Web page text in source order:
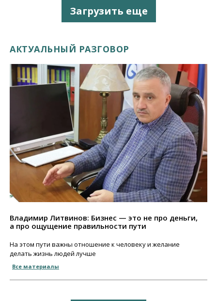
Загрузить еще
АКТУАЛЬНЫЙ РАЗГОВОР
Владимир Литвинов: Бизнес — это не про деньги,
а про ощущение правильности пути
На этом пути важны отношение к человеку и желание
делать жизнь людей лучше
Все материалы